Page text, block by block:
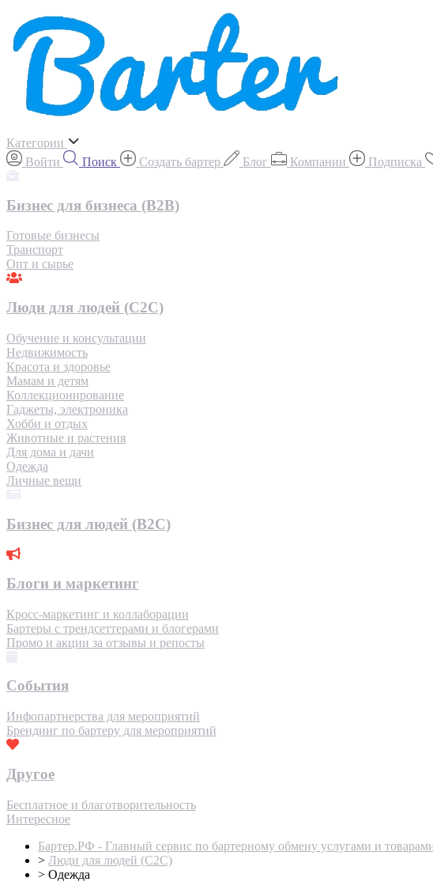
Категории
Войти
Поиск Создать бартер Блог Компании Подписка
Бизнес для бизнеса (B2B)
Готовые бизнесы
Транспорт
Опт и сырье
Люди для людей (С2С)
Обучение и консультации
Недвижимость
Красота и здоровье
Мамам и детям
Коллекционирование
Гаджеты, электроника
Хобби и отдых
Животные и растения
Для дома и дачи
Одежда
Личные вещи
Бизнес для людей (B2C)
Блоги и маркетинг
Кросс-маркетинг и коллаборации
Бартеры с трендсеттерами и блогерами
Промо и акции за отзывы и репосты
События
Инфопартнерства для мероприятий
Брендинг по бартеру для мероприятий
Другое
Бесплатное и благотворительность
Интересное
Бартер.РФ - Главный сервис по бартерному обмену услугами и
> Люди для людей (С2С)
> Одежда